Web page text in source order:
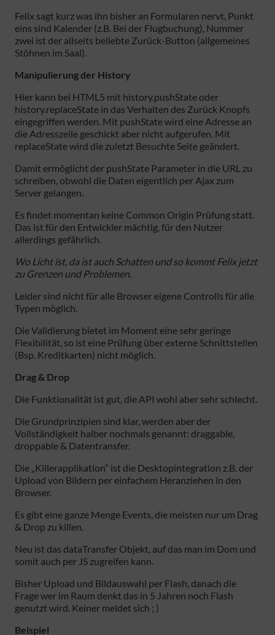
Felix sagt kurz was ihn bisher an Formularen nervt, Punkt
eins sind Kalender (z.B. Bei der Flugbuchung), Nummer
zwei ist der allseits beliebte Zurück-Button (allgemeines
Stöhnen im Saal).
Manipulierung der History
Hier kann bei HTML5 mit history.pushState oder
history.replaceState in das Verhalten des Zurück Knopfs
eingegriffen werden. Mit pushState wird eine Adresse an
die Adresszeile geschickt aber nicht aufgerufen. Mit
replaceState wird die zuletzt Besuchte Seite geändert.
Damit ermöglicht der pushState Parameter in die URL zu
schreiben, obwohl die Daten eigentlich per Ajax zum
Server gelangen.
Es findet momentan keine Common Origin Prüfung statt.
Das ist für den Entwickler mächtig, für den Nutzer
allerdings gefährlich.
Wo Licht ist, da ist auch Schatten und so kommt Felix jetzt
zu Grenzen und Problemen.
Leider sind nicht für alle Browser eigene Controlls für alle
Typen möglich.
Die Validierung bietet im Moment eine sehr geringe
Flexibilität, so ist eine Prüfung über externe Schnittstellen
(Bsp. Kreditkarten) nicht möglich.
Drag & Drop
Die Funktionalität ist gut, die API wohl aber sehr schlecht.
Die Grundprinzipien sind klar, werden aber der
Vollständigkeit halber nochmals genannt: draggable,
droppable & Datentransfer.
Die „Killerapplikation“ ist die Desktopintegration z.B. der
Upload von Bildern per einfachem Heranziehen in den
Browser.
Es gibt eine ganze Menge Events, die meisten nur um Drag
& Drop zu killen.
Neu ist das dataTransfer Objekt, auf das man im Dom und
somit auch per JS zugreifen kann.
Bisher Upload und Bildauswahl per Flash, danach die
Frage wer im Raum denkt das in 5 Jahren noch Flash
genutzt wird. Keiner meldet sich ; )
Beispiel